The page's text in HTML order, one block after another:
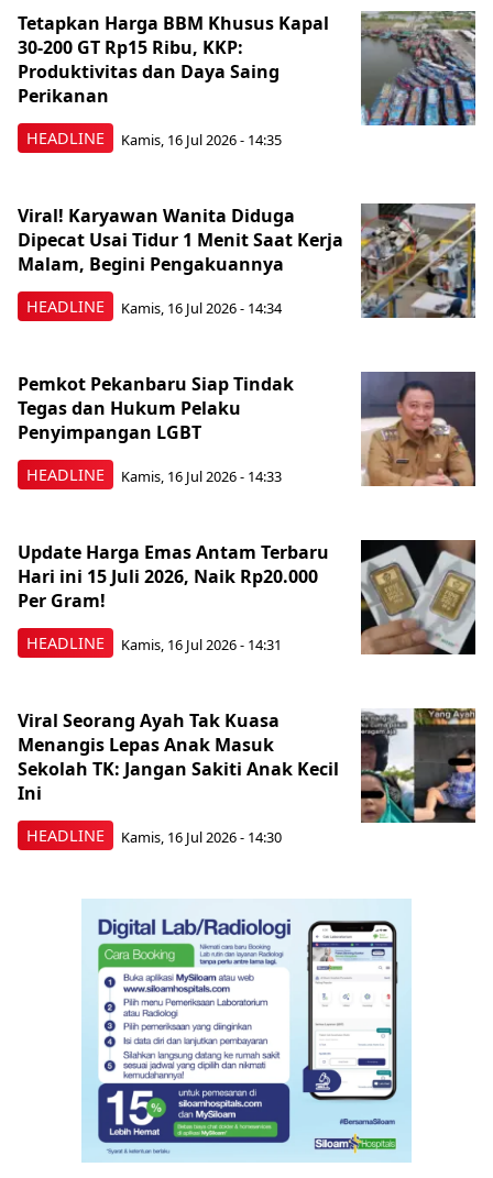
HEADLINE
Tetapkan Harga BBM Khusus Kapal
30-200 GT Rp15 Ribu, KKP:
Produktivitas dan Daya Saing
Perikanan
Kamis, 16 Jul 2026 - 14:35
HEADLINE
Viral! Karyawan Wanita Diduga
Dipecat Usai Tidur 1 Menit Saat Kerja
Malam, Begini Pengakuannya
Kamis, 16 Jul 2026 - 14:34
HEADLINE
Pemkot Pekanbaru Siap Tindak
Tegas dan Hukum Pelaku
Penyimpangan LGBT
Kamis, 16 Jul 2026 - 14:33
HEADLINE
Update Harga Emas Antam Terbaru
Hari ini 15 Juli 2026, Naik Rp20.000
Per Gram!
Kamis, 16 Jul 2026 - 14:31
HEADLINE
Viral Seorang Ayah Tak Kuasa
Menangis Lepas Anak Masuk
Sekolah TK: Jangan Sakiti Anak Kecil
Ini
Kamis, 16 Jul 2026 - 14:30